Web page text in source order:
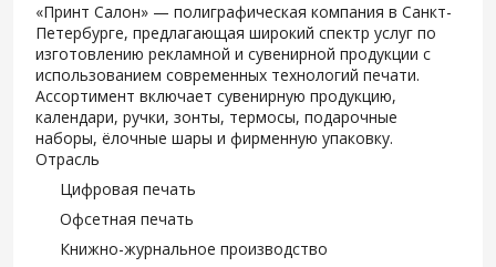
«Принт Салон» — полиграфическая компания в Санкт-
Петербурге, предлагающая широкий спектр услуг по
изготовлению рекламной и сувенирной продукции с
использованием современных технологий печати.
Ассортимент включает сувенирную продукцию,
календари, ручки, зонты, термосы, подарочные
наборы, ёлочные шары и фирменную упаковку.
Отрасль
Цифровая печать
Офсетная печать
Книжно-журнальное производство